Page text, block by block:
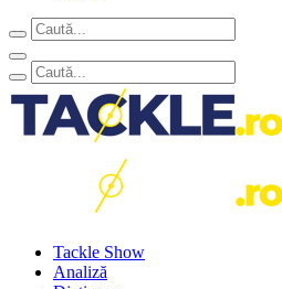
Tackle Show
Analiză